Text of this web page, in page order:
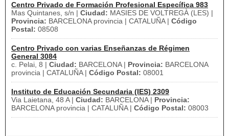
Centro Privado de Formación Profesional Específica 983
Mas Quintanes, s/n | Ciudad: MASIES DE VOLTREGÀ (LES) |
Provincia: BARCELONA provincia | CATALUÑA | Código
Postal: 08508
Centro Privado con varias Enseñanzas de Régimen
General 3084
c. Pelai, 8 | Ciudad: BARCELONA | Provincia: BARCELONA
provincia | CATALUÑA | Código Postal: 08001
Instituto de Educación Secundaria (IES) 2309
Via Laietana, 48 A | Ciudad: BARCELONA | Provincia:
BARCELONA provincia | CATALUÑA | Código Postal: 08003